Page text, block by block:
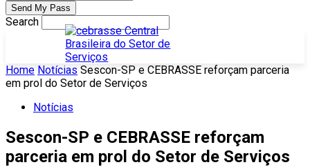
Search
Home Notícias Sescon-SP e CEBRASSE reforçam parceria
em prol do Setor de Serviços
Notícias
Sescon-SP e CEBRASSE reforçam
parceria em prol do Setor de Serviços